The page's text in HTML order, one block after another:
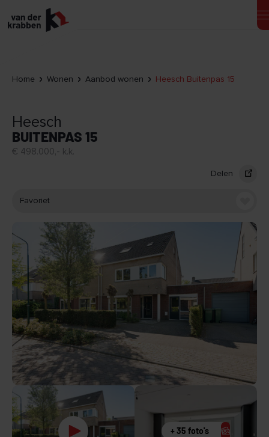
Home Wonen Aanbod wonen Heesch Buitenpas 15
Heesch
BUITENPAS 15
€ 498.000,- k.k.
Delen
Favoriet
+ 35 foto's